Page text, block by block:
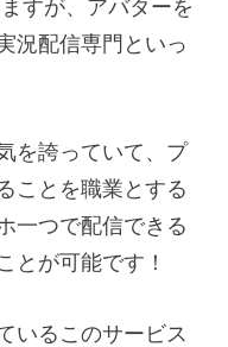
すが、アバターを
況配信専門といっ
を誇っていて、プ
ことを職業とする
一つで配信できる
とが可能です！
いるこのサービス